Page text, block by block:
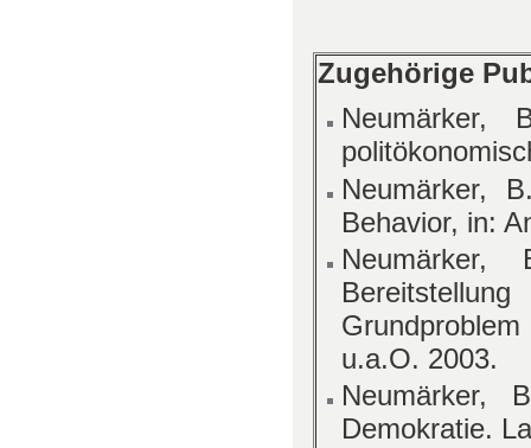
Zugehörige
Neumärker,
Neumärker,
Behavior, in:
u.a.O. 2003.
Neumärker,
Demokratie.